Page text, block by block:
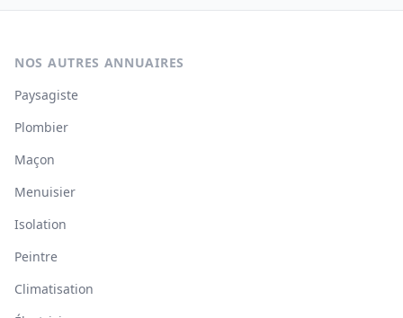
NOS AUTRES ANNUAIRES
Paysagiste
Plombier
Maçon
Menuisier
Isolation
Peintre
Climatisation